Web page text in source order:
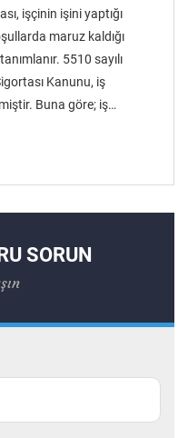
işçinin işini yaptığı
maruz kaldığı
5510 sayılı
Kanunu, iş
Buna göre; iş…
SORUN